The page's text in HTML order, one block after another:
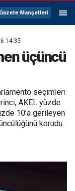
Gazete Manşetleri
14:35
üçüncü
seçimleri
AKEL yüzde
10’a gerileyen
korudu.